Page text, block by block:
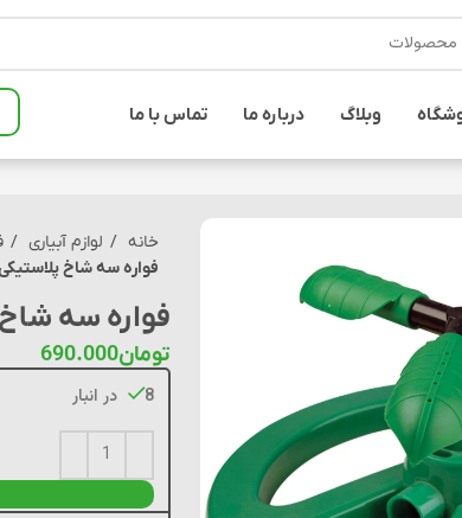
وبلاگ درباره ما تماس با ما
خانه لوازم آبیاری
فواره سه شاخ پلاستیکی
فواره سه شاخ
تومان690.000
8 در انبار